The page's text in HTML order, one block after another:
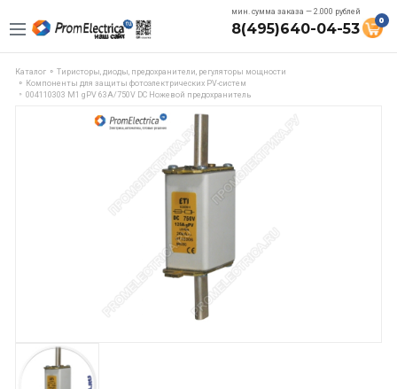
мин. сумма заказа — 2.000 рублей
8(495)640-04-53 0
Каталог
Тиристоры, диоды, предохранители, регуляторы мощности
Компоненты для защиты фотоэлектрических PV-систем
004110303 M1 gPV 63A/750V DC Ножевой предохранитель